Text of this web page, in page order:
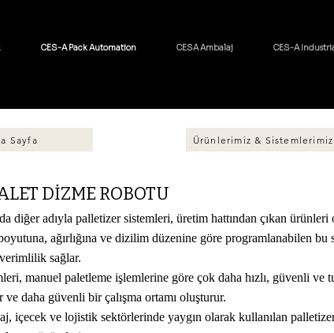
CES-A Pack Automation CESA Ambalaj CES-A
Sayfa Ürünlerimiz & Sistemlerimiz
DİZME ROBOTU
diğer adıyla palletizer sistemleri, üretim hattından çıkan
ağırlığına ve dizilim düzenine göre programlanabilen bu
sağlar.
manuel paletleme işlemlerine göre çok daha hızlı, güvenli ve
ve daha güvenli bir çalışma ortamı oluşturur.
içecek ve lojistik sektörlerinde yaygın olarak kullanılan